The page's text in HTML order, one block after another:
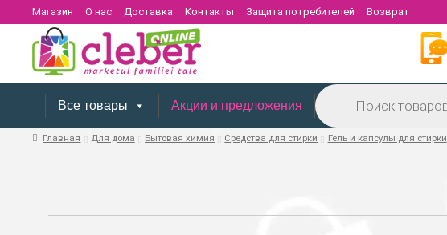
Магазин О нас Доставка Контакты Защита потребителей Возврат
Все товары Акции и предложения
Поиск
товаров
Главная Для дома Бытовая химия Средства для стирки Гель и капсулы для стирки